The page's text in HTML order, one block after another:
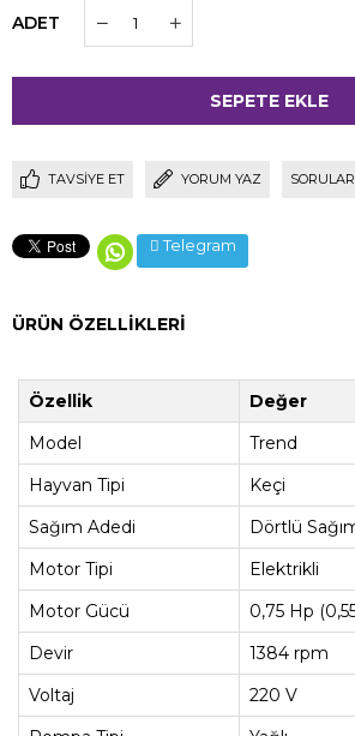
ADET
TAVSIYE ET YORUM YAZ
Telegram
ÜRÜN ÖZELLIKLERI
Özellik
Değer
Model
Trend
Hayvan Tipi
Keçi
Sağım Adedi
Dörtlü
Motor Tipi
Elektrikli
Motor Gücü
0,75 Hp
Devir
1384 rpm
Voltaj
220 V